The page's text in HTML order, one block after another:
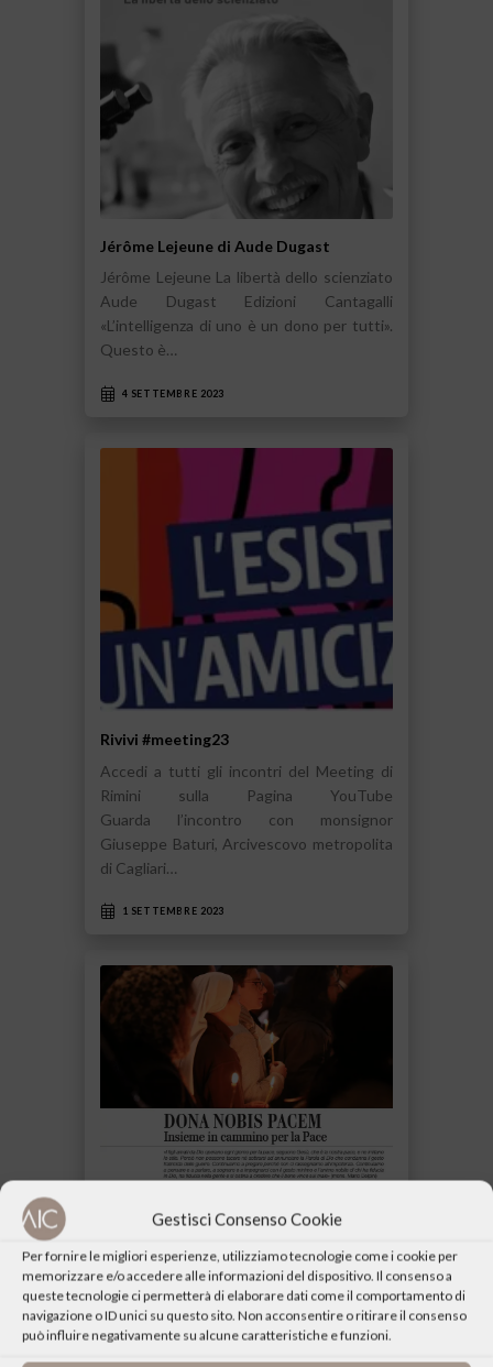
Gestisci Consenso Cookie
Per fornire le migliori esperienze, utilizziamo tecnologie come i cookie per
memorizzare e/o accedere alle informazioni del dispositivo. Il consenso a
queste tecnologie ci permetterà di elaborare dati come il comportamento di
navigazione o ID unici su questo sito. Non acconsentire o ritirare il consenso
può influire negativamente su alcune caratteristiche e funzioni.
Jérôme Lejeune di Aude Dugast
Jérôme Lejeune La libertà dello scienziato
Aude Dugast Edizioni Cantagalli
«L’intelligenza di uno è un dono per tutti».
Questo è…
4 SETTEMBRE 2023
Rivivi #meeting23
Accedi a tutti gli incontri del Meeting di
Rimini sulla Pagina YouTube
Guarda l’incontro con monsignor
Giuseppe Baturi, Arcivescovo metropolita
di Cagliari…
1 SETTEMBRE 2023
Dona Nobis Pacem – 7/9/23
DONA NOBIS PACEM Insieme in cammino
per la Pace «I figli amati da Dio operano
ogni giorno per la pace,…